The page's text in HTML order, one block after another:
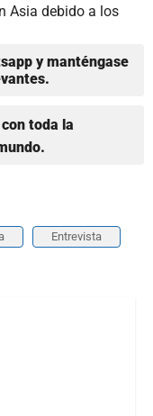
Asia debido a los
y manténgase
toda la
Entrevista